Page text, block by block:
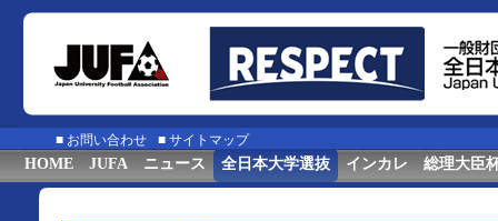
■ お問い合わせ ■ サイトマップ
HOME JUFA ニュース 全日本大学選抜 インカレ 総理大臣